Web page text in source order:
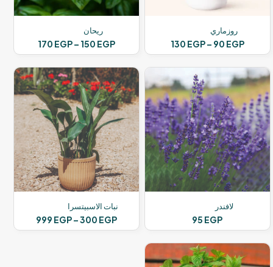
روزماري
90 EGP
–
130 EGP
السعر:
من
خلال
⁦130 EGP⁩
العديد
من
الأشكال
المختلفة
لهذا
المنتج.
يمكن
اختيار
الخيارات
على
ريحان
150 EGP
–
170 EGP
السعر:
من
خلال
⁦170 EGP⁩
العديد
من
الأشكال
المختلفة
لهذا
المنتج.
يمكن
اختيار
الخيارات
على
صفحة
لافندر
95 EGP
نبات الاسبيتسرا
300 EGP
–
999 EGP
السعر: